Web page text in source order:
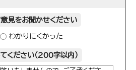
見をお聞かせください
わかりにくかった
ください（200字以内）